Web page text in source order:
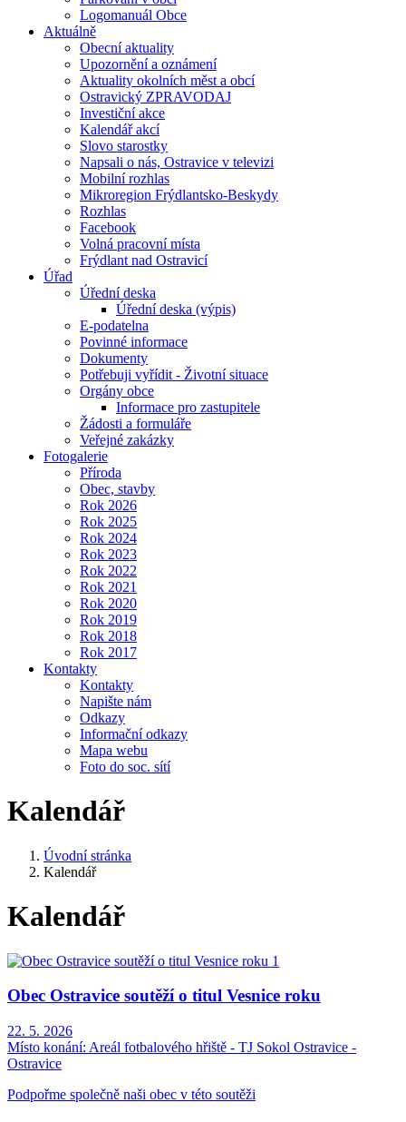
Logomanuál Obce
Aktuálně
Obecní aktuality
Upozornění a oznámení
Aktuality okolních měst a obcí
Ostravický ZPRAVODAJ
Investiční akce
Kalendář akcí
Slovo starostky
Napsali o nás, Ostravice v televizi
Mobilní rozhlas
Mikroregion Frýdlantsko-Beskydy
Rozhlas
Facebook
Volná pracovní místa
Frýdlant nad Ostravicí
Úřad
Úřední deska
Úřední deska (výpis)
E-podatelna
Povinné informace
Dokumenty
Potřebuji vyřídit - Životní situace
Orgány obce
Informace pro zastupitele
Žádosti a formuláře
Veřejné zakázky
Fotogalerie
Příroda
Obec, stavby
Rok 2026
Rok 2025
Rok 2024
Rok 2023
Rok 2022
Rok 2021
Rok 2020
Rok 2019
Rok 2018
Rok 2017
Kontakty
Kontakty
Napište nám
Odkazy
Informační odkazy
Mapa webu
Foto do soc. sítí
Kalendář
Úvodní stránka
Kalendář
Kalendář
Obec Ostravice soutěží o titul Vesnice roku
22. 5. 2026
Místo konání: Areál fotbalového hřiště - TJ Sokol Ostravice -
Ostravice
Podpořme společně naši obec v této soutěži